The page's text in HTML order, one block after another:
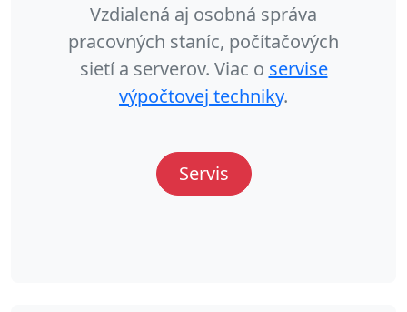
Vzdialená aj osobná správa
pracovných staníc, počítačových
sietí a serverov. Viac o servise
výpočtovej techniky.
Servis